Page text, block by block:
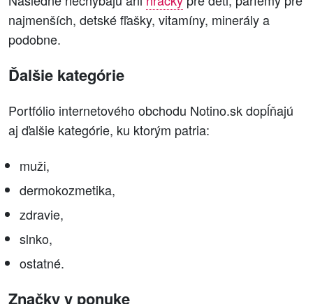
najmenších, detské fľašky, vitamíny, minerály a
podobne.
Ďalšie kategórie
Portfólio internetového obchodu Notino.sk dopĺňajú
aj ďalšie kategórie, ku ktorým patria:
muži,
dermokozmetika,
zdravie,
slnko,
ostatné.
Značky v ponuke